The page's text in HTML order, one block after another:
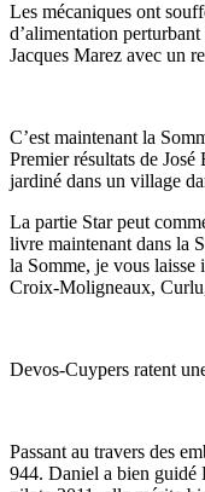
Les mécaniques ont
d’alimentation
Jacques Marez avec un
C’est maintenant la
Premier résultats de
jardiné dans un village
La partie Star peut
livre maintenant dans la
la Somme, je vous laisse
Croix-Moligneaux, Curlu,
Devos-Cuypers ratent
Passant au travers des
944. Daniel a bien guidé